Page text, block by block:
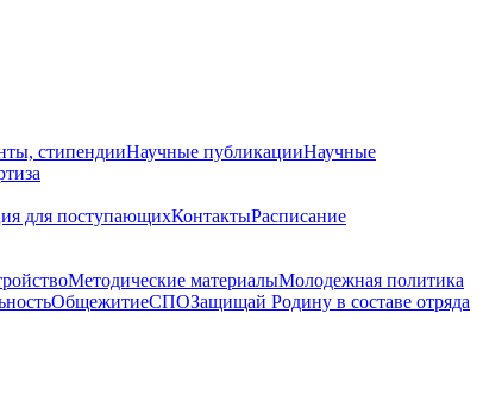
стипендииНаучные публикацииНаучные
для поступающихКонтактыРасписание
Методические материалыМолодежная политика
ОбщежитиеСПОЗащищай Родину в составе отряда